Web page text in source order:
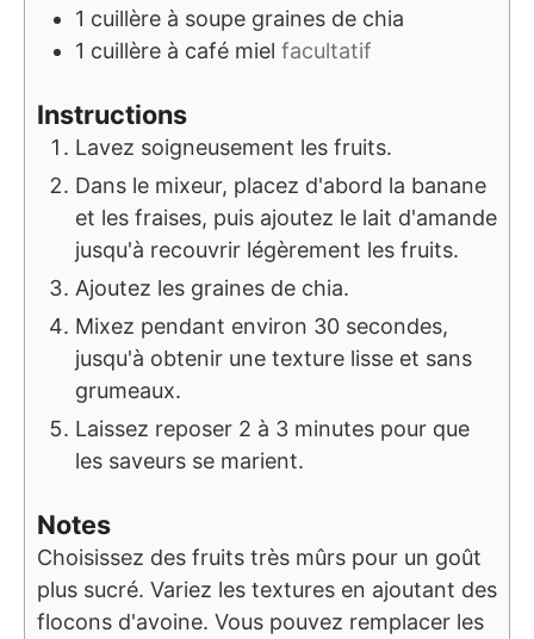
1 cuillère à soupe graines de chia
1 cuillère à café miel facultatif
Instructions
Lavez soigneusement les fruits.
Dans le mixeur, placez d'abord la banane
et les fraises, puis ajoutez le lait d'amande
jusqu'à recouvrir légèrement les fruits.
Ajoutez les graines de chia.
Mixez pendant environ 30 secondes,
jusqu'à obtenir une texture lisse et sans
grumeaux.
Laissez reposer 2 à 3 minutes pour que
les saveurs se marient.
Notes
Choisissez des fruits très mûrs pour un goût
plus sucré. Variez les textures en ajoutant des
flocons d'avoine. Vous pouvez remplacer les